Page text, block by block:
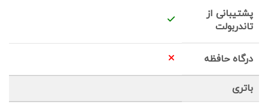
پشتیبانی از
تاندربولت
درگاه حافظه
باتری